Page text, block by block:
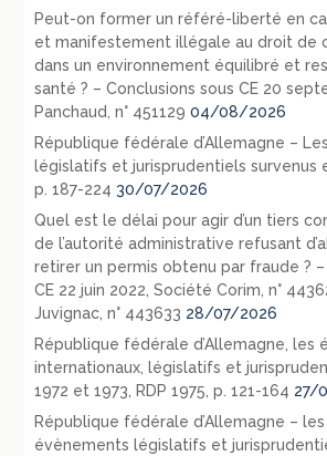
Peut-on former un référé-liberté en
et manifestement illégale au droit de
dans un environnement équilibré et
santé ? – Conclusions sous CE 20
Panchaud, n° 451129 04/08/2026
République fédérale d’Allemagne –
législatifs et jurisprudentiels survenus
p. 187-224 30/07/2026
Quel est le délai pour agir d’un tiers
de l’autorité administrative refusant
retirer un permis obtenu par fraude ? –
CE 22 juin 2022, Société Corim, n°
Juvignac, n° 443633 28/07/2026
République fédérale d’Allemagne, les
internationaux, législatifs et
1972 et 1973, RDP 1975, p. 121-164 27/
République fédérale d’Allemagne –
évènements législatifs et